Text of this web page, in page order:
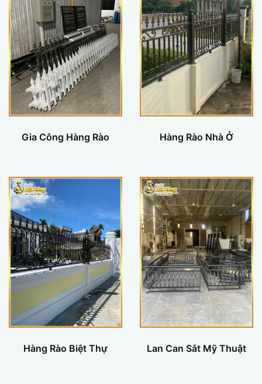
Gia Công Hàng Rào Hàng Rào Nhà Ở
Hàng Rào Biệt Thự Lan Can Sắt Mỹ Thuật